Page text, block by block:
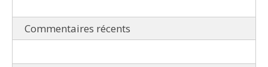
Commentaires récents